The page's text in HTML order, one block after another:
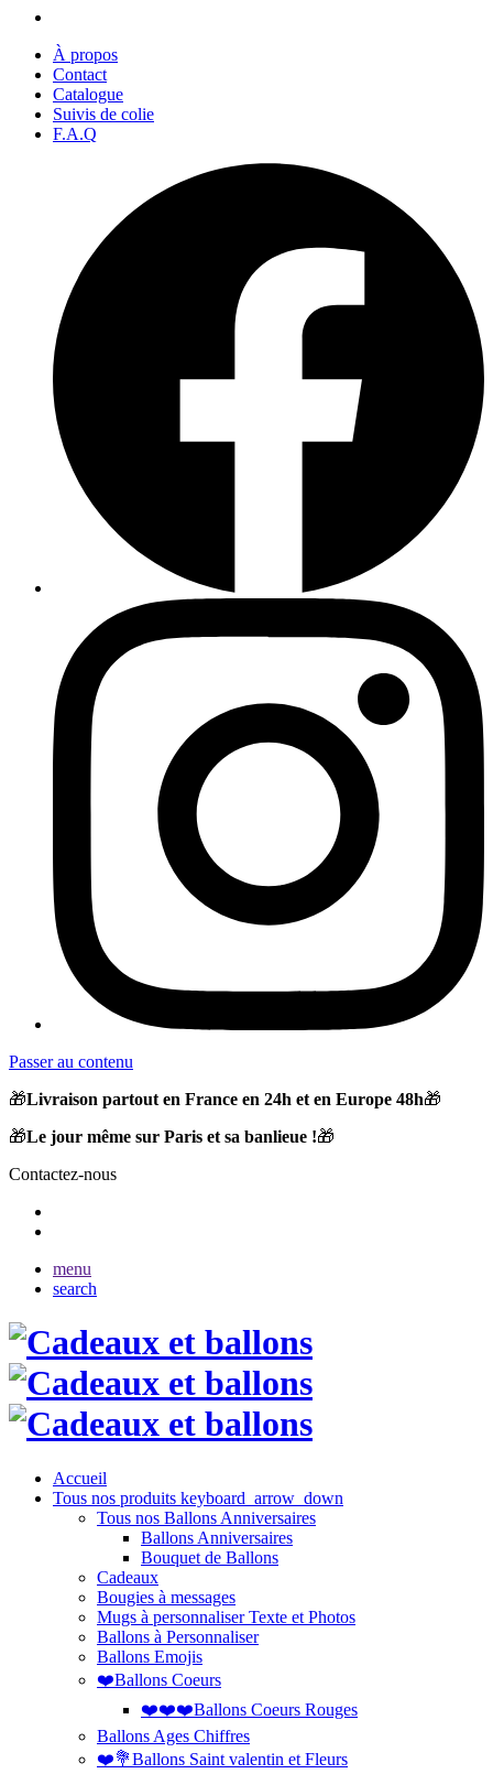
À propos
Contact
Catalogue
Suivis de colie
F.A.Q
Passer au contenu
🎁Livraison partout en France en 24h et en Europe 48h🎁
🎁Le jour même sur Paris et sa banlieue !🎁
Contactez-nous
menu
search
Accueil
Tous nos produits keyboard_arrow_down
Tous nos Ballons Anniversaires
Ballons Anniversaires
Bouquet de Ballons
Cadeaux
Bougies à messages
Mugs à personnaliser Texte et Photos
Ballons à Personnaliser
Ballons Emojis
❤️Ballons Coeurs
❤️❤️❤️Ballons Coeurs Rouges
Ballons Ages Chiffres
❤️💐Ballons Saint valentin et Fleurs